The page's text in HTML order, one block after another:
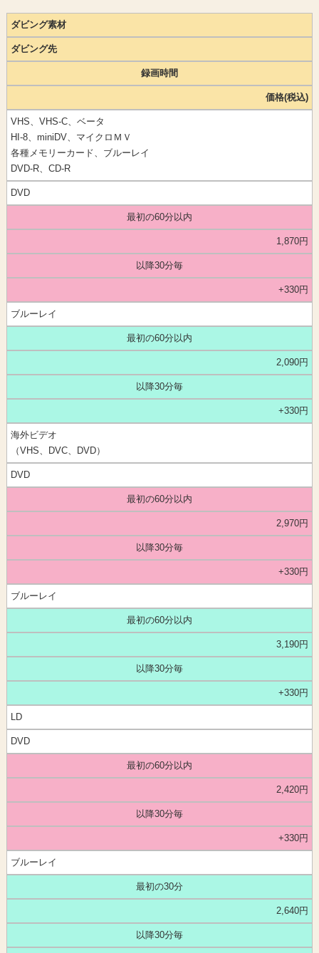
ダビング素材
ダビング先
録画時間
価格(税込)
VHS、VHS-C、ベータ
HI-8、miniDV、マイクロＭＶ
各種メモリーカード、ブルーレイ
DVD-R、CD-R
DVD
最初の60分以内
1,870円
以降30分毎
+330円
ブルーレイ
最初の60分以内
2,090円
以降30分毎
+330円
海外ビデオ
（VHS、DVC、DVD）
DVD
最初の60分以内
2,970円
以降30分毎
+330円
ブルーレイ
最初の60分以内
3,190円
以降30分毎
+330円
LD
DVD
最初の60分以内
2,420円
以降30分毎
+330円
ブルーレイ
最初の30分
2,640円
以降30分毎